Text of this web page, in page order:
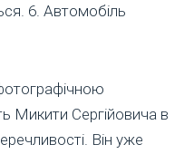
6. Автомобіль
Микити Сергійовича в
Він уже